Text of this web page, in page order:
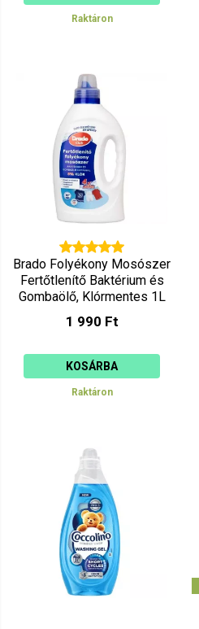
Raktáron
Brado Folyékony Mosószer
Fertőtlenítő Baktérium és
Gombaölő, Klórmentes 1L
1 990 Ft
KOSÁRBA
Raktáron